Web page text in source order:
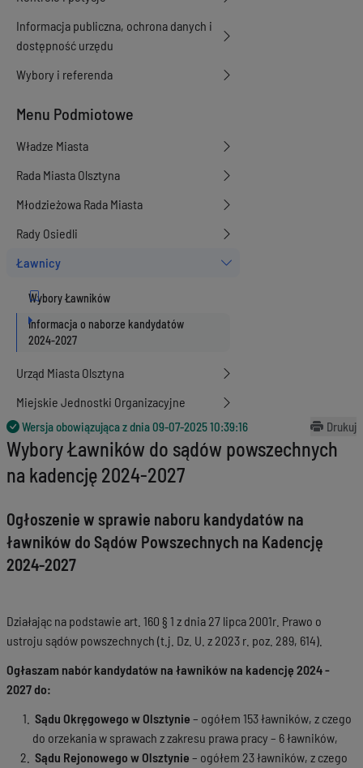
Informacja publiczna, ochrona danych i
dostępność urzędu
Wybory i referenda
Menu Podmiotowe
Władze Miasta
Rada Miasta Olsztyna
Młodzieżowa Rada Miasta
Rady Osiedli
Ławnicy
Informacja o naborze kandydatów
2024-2027
Urząd Miasta Olsztyna
Miejskie Jednostki Organizacyjne
Wersja obowiązująca z dnia09-07-2025 10:39:16 Drukuj
Wybory Ławników do sądów powszechnych
na kadencję 2024-2027
Ogłoszenie w sprawie naboru kandydatów na
ławników do Sądów Powszechnych na Kadencję
2024-2027
Działając na podstawie art. 160 § 1 z dnia 27 lipca 2001r. Prawo o
ustroju sądów powszechnych (t.j. Dz. U. z 2023 r. poz. 289, 614).
Ogłaszam nabór kandydatów na ławników na kadencję 2024 -
2027 do:
Sądu Okręgowego w Olsztynie – ogółem 153 ławników, z czego
do orzekania w sprawach z zakresu prawa pracy – 6 ławników,
Sądu Rejonowego w Olsztynie – ogółem 23 ławników, z czego